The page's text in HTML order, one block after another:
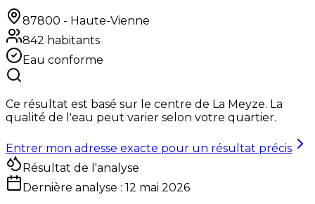
87800 - Haute-Vienne
842 habitants
Eau conforme
Ce résultat est basé sur le centre de La Meyze. La
qualité de l'eau peut varier selon votre quartier.
Entrer mon adresse exacte pour un résultat précis
Résultat de l'analyse
Dernière analyse : 12 mai 2026